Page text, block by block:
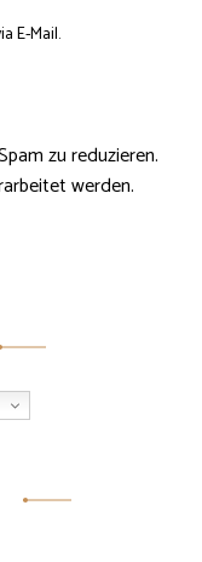
E-Mail.
zu reduzieren.
werden.